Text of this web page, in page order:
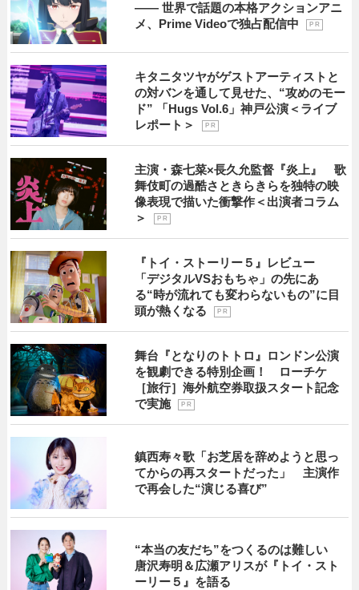
―― 世界で話題の本格アクションアニ
メ、Prime Videoで独占配信中
P R
キタニタツヤがゲストアーティストと
の対バンを通して見せた、“攻めのモー
ド” 「Hugs Vol.6」神戸公演＜ライブ
レポート＞
P R
主演・森七菜×長久允監督『炎上』 歌
舞伎町の過酷さときらきらを独特の映
像表現で描いた衝撃作＜出演者コラム
＞
P R
『トイ・ストーリー５』レビュー
「デジタルVSおもちゃ」の先にあ
る“時が流れても変わらないもの”に目
頭が熱くなる
P R
舞台『となりのトトロ』ロンドン公演
を観劇できる特別企画！ ローチケ
［旅行］海外航空券取扱スタート記念
で実施
P R
鎮西寿々歌「お芝居を辞めようと思っ
てからの再スタートだった」 主演作
で再会した“演じる喜び”
“本当の友だち”をつくるのは難しい
唐沢寿明＆広瀬アリスが『トイ・スト
ーリー５』を語る